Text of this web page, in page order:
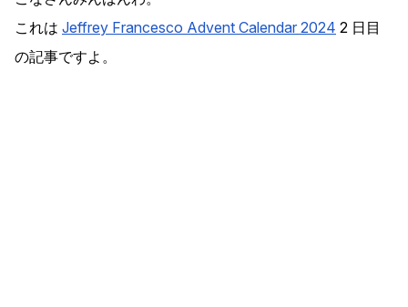
これは Jeffrey Francesco Advent Calendar 2024 2 日目
の記事ですよ。